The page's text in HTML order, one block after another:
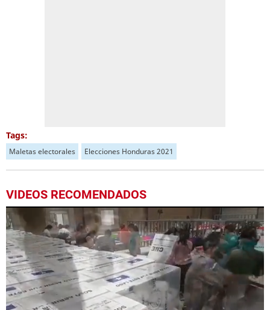
Tags:
Maletas electorales Elecciones Honduras 2021
VIDEOS RECOMENDADOS